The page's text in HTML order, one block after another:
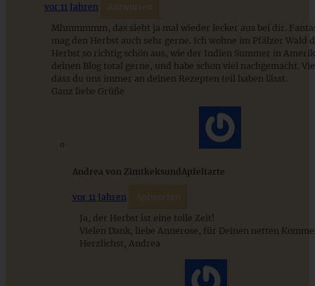
9 saisonale Rezepte im August – die besten Ideen mit Obst
& Gemüse der Saison
vor 11 Jahren Antworten
Mhmmmmm, das sieht ja mal wieder lecker aus bei dir.
mag den Herbst auch sehr gerne. Ich wohne im Pfälzer Wald
Herbst so richtig schön aus, wie der Indien Summer in
deinen Blog total gerne, und habe schon viel nachgemacht.
dass du uns immer an deinen Rezepten teil haben lässt.
Ganz liebe Grüße
Andrea von ZimtkeksundApfeltarte
vor 11 Jahren Antworten
Ja, der Herbst ist eine tolle Zeit!
Vielen Dank, liebe Annerose, für Deinen netten
Herzlichst, Andrea